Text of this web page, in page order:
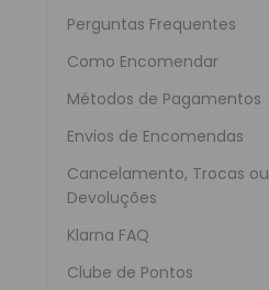
Perguntas Frequentes
Como Encomendar
Métodos de Pagamentos
Envios de Encomendas
Cancelamento, Trocas ou
Devoluções
Klarna FAQ
Clube de Pontos